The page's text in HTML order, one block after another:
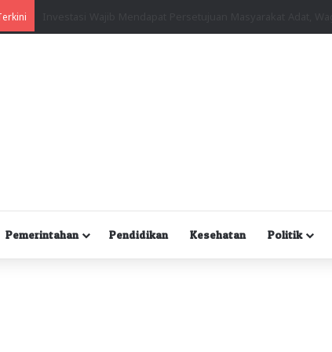
Pemerintahan Pendidikan Kesehatan Politik